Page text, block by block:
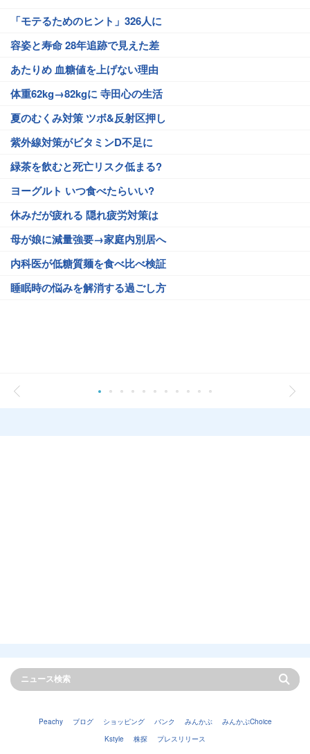
「モテるためのヒント」326人に
容姿と寿命 28年追跡で見えた差
あたりめ 血糖値を上げない理由
体重62kg→82kgに 寺田心の生活
夏のむくみ対策 ツボ&反射区押し
紫外線対策がビタミンD不足に
緑茶を飲むと死亡リスク低まる?
ヨーグルト いつ食べたらいい?
休みだが疲れる 隠れ疲労対策は
母が娘に減量強要→家庭内別居へ
内科医が低糖質麺を食べ比べ検証
睡眠時の悩みを解消する過ごし方
Peachy ブログ ショッピング バンク みんかぶ
みんかぶChoice
Kstyle
株探 プレスリリース